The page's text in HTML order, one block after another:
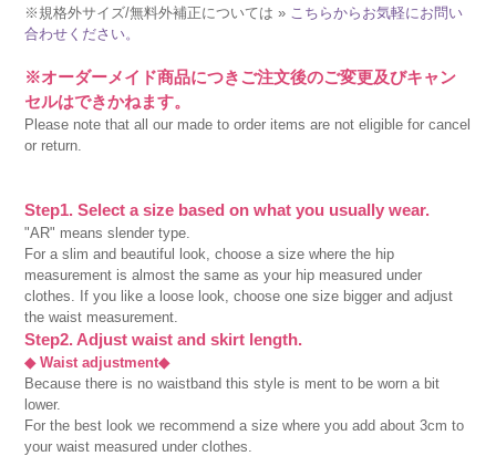
※規格外サイズ/無料外補正については » こちらからお気軽にお問い
合わせください。
※オーダーメイド商品につきご注文後のご変更及びキャン
セルはできかねます。
Please note that all our made to order items are not eligible for cancel
or return.
Step1. Select a size based on what you usually wear.
"AR" means slender type.
For a slim and beautiful look, choose a size where the hip
measurement is almost the same as your hip measured under
clothes. If you like a loose look, choose one size bigger and adjust
the waist measurement.
Step2. Adjust waist and skirt length.
◆ Waist adjustment◆
Because there is no waistband this style is ment to be worn a bit
lower.
For the best look we recommend a size where you add about 3cm to
your waist measured under clothes.